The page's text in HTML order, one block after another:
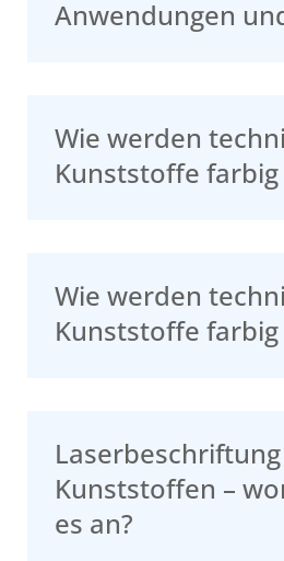
Anwendungen
Wie werden
Kunststoffe
Wie werden
Kunststoffe
Kunststoffen –
es an?